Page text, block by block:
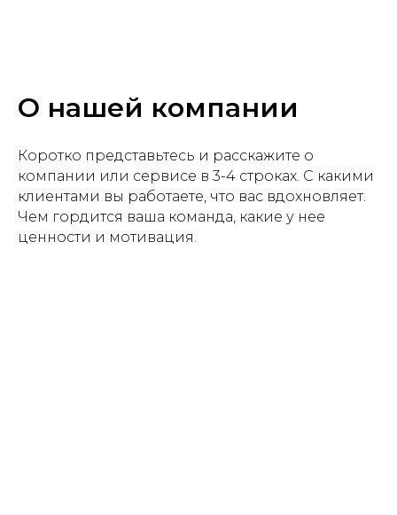
О нашей компании
Коротко представьтесь и расскажите о
компании или сервисе в 3-4 строках. С какими
клиентами вы работаете, что вас вдохновляет.
Чем гордится ваша команда, какие у нее
ценности и мотивация.